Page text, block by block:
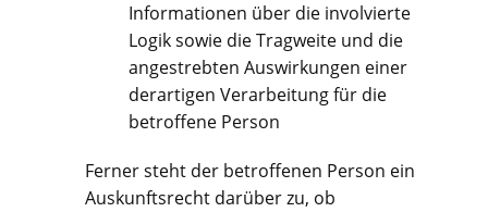
Informationen über die involvierte
Logik sowie die Tragweite und die
angestrebten Auswirkungen einer
derartigen Verarbeitung für die
betroffene Person
Ferner steht der betroffenen Person ein
Auskunftsrecht darüber zu, ob